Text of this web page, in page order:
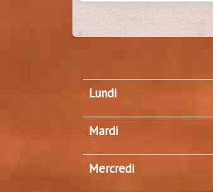
Lundi
Mardi
Mercredi